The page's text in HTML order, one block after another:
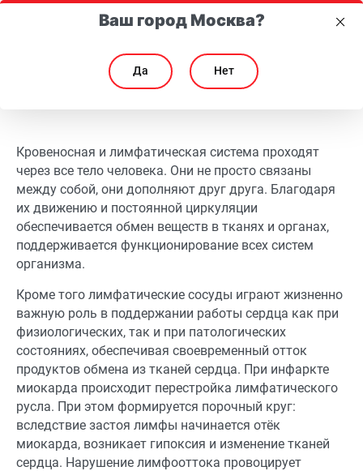
Связь кровеносной и лимфатической систем
Кровеносная и лимфатическая система проходят
через все тело человека. Они не просто связаны
между собой, они дополняют друг друга. Благодаря
их движению и постоянной циркуляции
обеспечивается обмен веществ в тканях и органах,
поддерживается функционирование всех систем
организма.
Кроме того лимфатические сосуды играют жизненно
важную роль в поддержании работы сердца как при
физиологических, так и при патологических
состояниях, обеспечивая своевременный отток
продуктов обмена из тканей сердца. При инфаркте
миокарда происходит перестройка лимфатического
русла. При этом формируется порочный круг:
вследствие застоя лимфы начинается отёк
миокарда, возникает гипоксия и изменение тканей
сердца. Нарушение лимфооттока провоцирует
Ваш город Москва?
Да Нет